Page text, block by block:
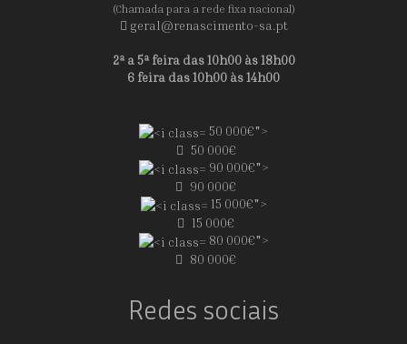
(Chamada para a rede fixa nacional)
geral@renascimento-sa.pt
2ª a 5ª feira das 10h00 às 18h00
6 feira das 10h00 às 14h00
50 000€">
50 000€
90 000€">
90 000€
15 000€">
15 000€
80 000€">
80 000€
Redes sociais